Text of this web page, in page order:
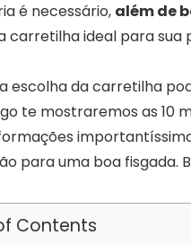
é necessário, além de
carretilha ideal para
escolha da carretilha
te mostraremos as 10
para uma boa fisgada.
Contents